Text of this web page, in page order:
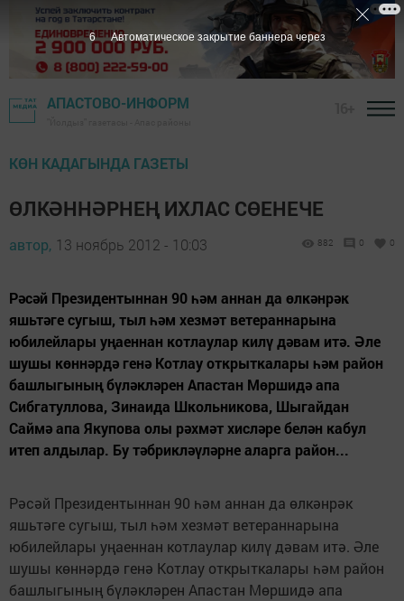
АПАСТОВО-ИНФОРМ
КӨН КАДАГЫНДА ГАЗЕТЫ
ӨЛКӘННӘРНЕҢ ИХЛАС СӨЕНЕЧЕ
автор, 13 ноябрь 2012 - 10:03 882 0 0
Рәсәй Президентыннан 90 һәм аннан да өлкәнрәк
яшьтәге сугыш, тыл һәм хезмәт ветераннарына
юбилейлары уңаеннан котлаулар килү дәвам итә. Әле
шушы көннәрдә генә Котлау открыткалары һәм район
башлыгының бү­ләкләрен Апастан Мөрши­дә апа
Сибгатуллова, Зинаида Школьникова, Шыгайдан
Саймә апа Якупова олы рәхмәт хисләре белән кабул
итеп алдылар. Бу тәбрикләүләрне аларга район...
Рәсәй Президентыннан 90 һәм аннан да өлкәнрәк
яшьтәге сугыш, тыл һәм хезмәт ветераннарына
юбилейлары уңаеннан котлаулар килү дәвам итә. Әле
шушы көннәрдә генә Котлау открыткалары һәм район
башлыгының бү­ләкләрен Апастан Мөрши­дә апа
5 Автоматическое закрытие баннера через